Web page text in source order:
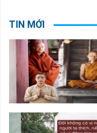
TIN MỚI